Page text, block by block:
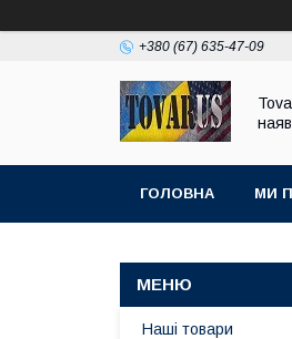
+380 (67) 635-47-09
ГОЛОВНА МИ
Наші товари